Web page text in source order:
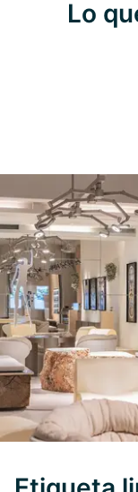
Lo